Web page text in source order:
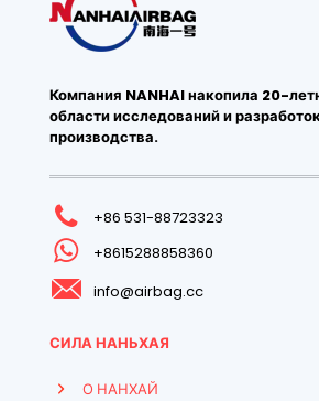
Компания NANHAI накопила 20-
области исследований и
производства.
+86 531-88723323
+8615288858360
info@airbag.cc
СИЛА НАНЬХАЯ
О НАНХАЙ